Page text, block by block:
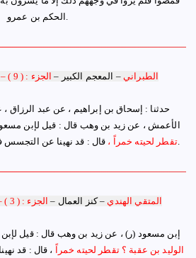
الحكم بن عمرو .
الطبراني – المعجم الكبير – الجزء : ( 9 ) –
– حدثنا : إسحاق بن إبراهيم ، عن عبد الرزاق
الأعمش ، عن زيد بن وهب قال : قيل لإبن
تقطر لحيته خمراً ، قال : قد نهينا عن التجسس .
المتقي الهندي–كنز العمال – الجزء : ( 3 )
إبن مسعود (ر) ، عن زيد بن وهب قال : قيل
الوليد بن عقبة ؟ تقطر لحيته خمراً ، قال : قد